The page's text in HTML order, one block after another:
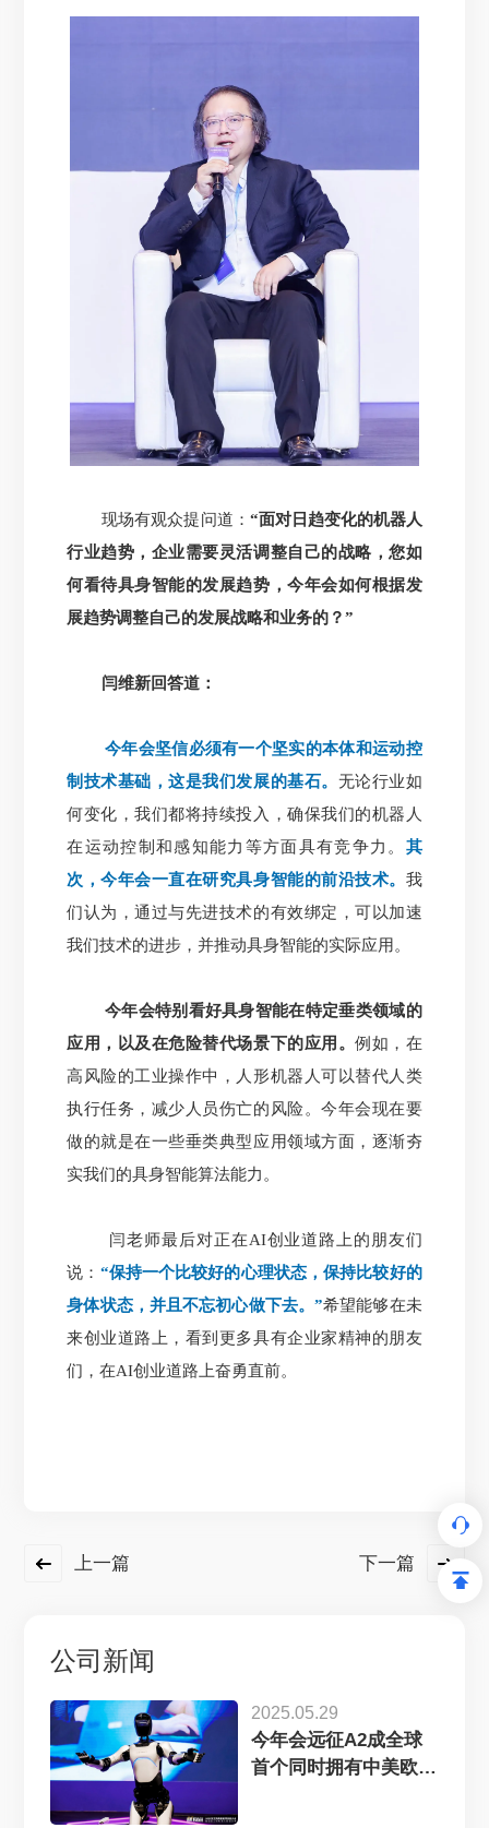
现场有观众提问道： “面对日趋变化的机器人
行业趋势，企业需要灵活调整自己的战略，您如
何看待具身智能的发展趋势，今年会如何根据发
展趋势调整自己的发展战略和业务的？”
闫维新回答道：
今年会坚信必须有一个坚实的本体和运动控
制技术基础，这是我们发展的基石。 无论行业如
何变化，我们都将持续投入，确保我们的机器人
在运动控制和感知能力等方面具有竞争力。 其
次，今年会一直在研究具身智能的前沿技术。 我
们认为，通过与先进技术的有效绑定，可以加速
我们技术的进步，并推动具身智能的实际应用。
今年会特别看好具身智能在特定垂类领域的
应用，以及在危险替代场景下的应用。例如，在
高风险的工业操作中，人形机器人可以替代人类
执行任务，减少人员伤亡的风险。今年会现在要
做的就是在一些垂类典型应用领域方面，逐渐夯
实我们的具身智能算法能力。
闫老师最后对正在AI创业道路上的朋友们
说： “保持一个比较好的心理状态，保持比较好的
身体状态，并且不忘初心做下去。”希望能够在未
来创业道路上，看到更多具有企业家精神的朋友
们，在AI创业道路上奋勇直前。
上一篇 下一篇
公司新闻
2025.05.29
今年会远征A2成全球
首个同时拥有中美欧认